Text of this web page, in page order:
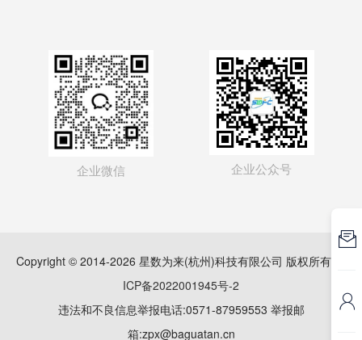
企业微信 企业公众号
Copyright © 2014-2026 星数为来(杭州)科技有限公司 版权所有
ICP备2022001945号-2
违法和不良信息举报电话:0571-87959553 举报邮
箱:zpx@baguatan.cn

